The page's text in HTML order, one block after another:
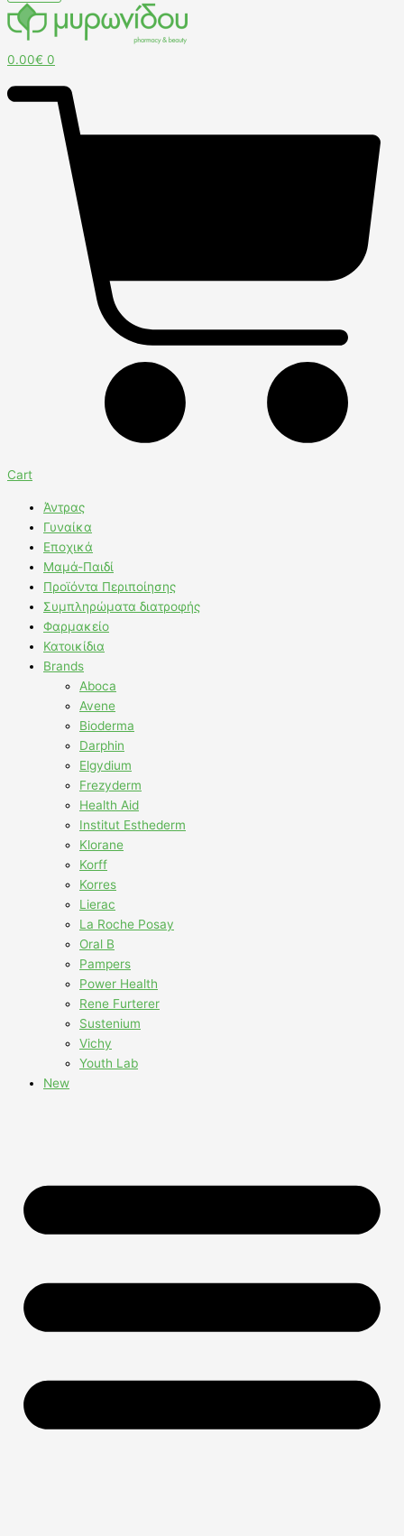
0.00€ 0
Cart
Άντρας
Γυναίκα
Εποχικά
Μαμά-Παιδί
Προϊόντα Περιποίησης
Συμπληρώματα διατροφής
Φαρμακείο
Κατοικίδια
Brands
Aboca
Avene
Bioderma
Darphin
Elgydium
Frezyderm
Health Aid
Institut Esthederm
Klorane
Korff
Korres
Lierac
La Roche Posay
Oral B
Pampers
Power Health
Rene Furterer
Sustenium
Vichy
Youth Lab
New